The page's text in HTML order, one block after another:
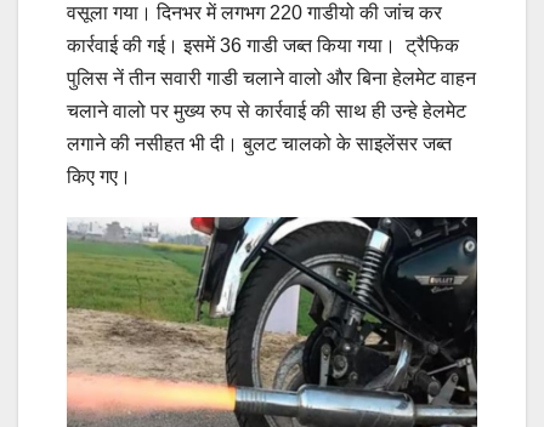
वसूला गया। दिनभर में लगभग 220 गाडीयो की जांच कर
कार्रवाई की गई। इसमें 36 गाडी जब्त किया गया। ट्रैफिक
पुलिस नें तीन सवारी गाडी चलाने वालो और बिना हेलमेट वाहन
चलाने वालो पर मुख्य रुप से कार्रवाई की साथ ही उन्हे हेलमेट
लगाने की नसीहत भी दी। बुलट चालको के साइलेंसर जब्त
किए गए।